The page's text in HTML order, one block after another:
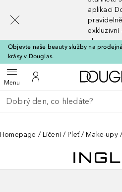
aplikaci
exkluzivní
slevy
Objevte naše beauty služby na
krásy v Douglas.
MenuOtevřít menuK mému účtu
Vraťte se
Proveďte vyhledávání
Homepage Líčení Pleť Make-upy
[navigation.slideout.screenreader]